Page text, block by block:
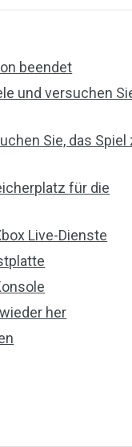
beendet
und versuchen
Sie, das Spiel
für die
Live-Dienste
her